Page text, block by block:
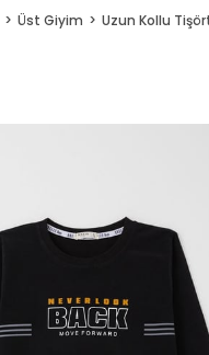
Üst Giyim Uzun Kollu